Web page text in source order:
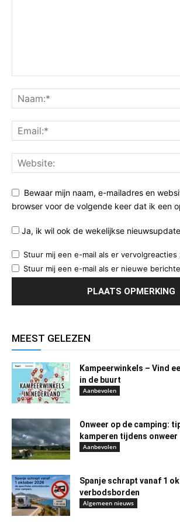
Bewaar mijn naam, e-mailadres en
browser voor de volgende keer dat ik een
Ja, ik wil ook de wekelijkse
Stuur mij een e-mail als er vervolgreacties
Stuur mij een e-mail als er nieuwe
MEEST GELEZEN
Kampeerwinkels – Vind
in de buurt
Aanbevolen
Onweer op de camping:
kamperen tijdens onweer
Aanbevolen
Spanje schrapt vanaf 1
verbodsborden
Algemeen nieuws